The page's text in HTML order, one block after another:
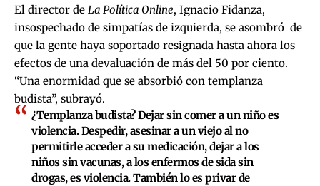
El director de La Política Online, Ignacio Fidanza,
insospechado de simpatías de izquierda, se asombró de
que la gente haya soportado resignada hasta ahora los
efectos de una devaluación de más del 50 por ciento.
“Una enormidad que se absorbió con templanza
budista”, subrayó.
¿Templanza budista? Dejar sin comer a un niño es
violencia. Despedir, asesinar a un viejo al no
permitirle acceder a su medicación, dejar a los
niños sin vacunas, a los enfermos de sida sin
drogas, es violencia. También lo es privar de